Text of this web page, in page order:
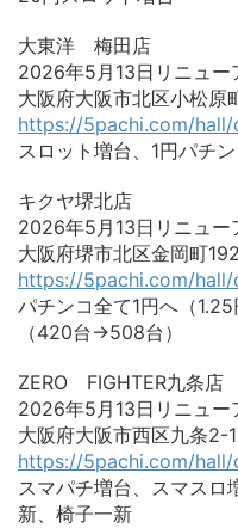
大東洋 梅田店
2026年5月13日リニュー
大阪府大阪市北区小松原
https://5pachi.com/hall/
スロット増台、1円パチ
キクヤ堺北店
2026年5月13日リニュー
大阪府堺市北区金岡町
https://5pachi.com/hall/
パチンコ全て1円へ（
（420台→508台）
ZERO FIGHTER九条店
2026年5月13日リニュー
大阪府大阪市西区九条2-
https://5pachi.com/hall/
スマパチ増台、スマスロ
新、椅子一新